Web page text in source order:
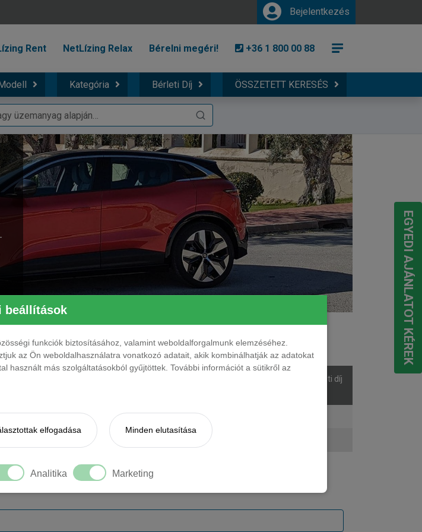
beállítások
funkciók biztosításához, valamint weboldalforgalmunk elemzéséhez.
az Ön weboldalhasználatra vonatkozó adatait, akik kombinálhatják az adatokat
használt más szolgáltatásokból gyűjtöttek. További információt a sütikről az
elfogadása Minden elutasítása
Analitika Marketing
Bejelentkezés
Rent NetLízing Relax Bérelni megéri! +36 1 800 00 88
Kategória Bérleti Díj ÖSSZETETT KERESÉS
Bérleti díj
elektromos automata 5 fő 16 399 000 Ft
automata 17 499 000 Ft
EGYEDI AJÁNLATOT KÉREK